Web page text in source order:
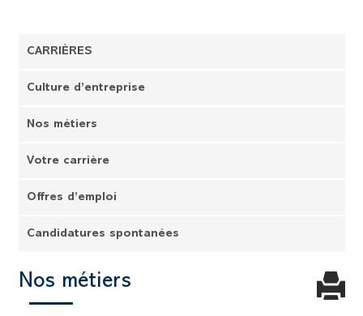
CARRIÈRES
Culture d’entreprise
Nos métiers
Votre carrière
Offres d’emploi
Candidatures spontanées
Nos métiers